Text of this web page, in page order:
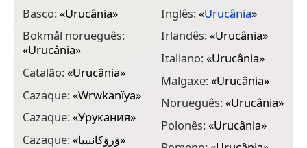
Basco:«Urucânia»
Bokmål norueguês:
«Urucânia»
Catalão:«Urucânia»
Cazaque:«Wrwkanïya»
Cazaque:«Урукания»
Cazaque:«ۋرۋكانىييا»
Inglês:«Urucânia»
Irlandês:«Urucânia»
Italiano:«Urucânia»
Malgaxe:«Urucânia»
Norueguês:«Urucânia»
Polonês:«Urucânia»